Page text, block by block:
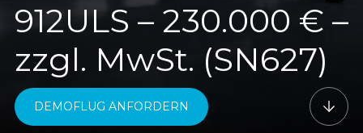
912ULS – 230.000 € –
zzgl. MwSt. (SN627)
DEMOFLUG ANFORDERN